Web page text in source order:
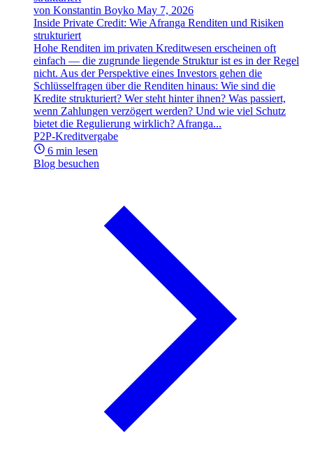
von Konstantin Boyko May 7, 2026
Inside Private Credit: Wie Afranga Renditen und Risiken
strukturiert
Hohe Renditen im privaten Kreditwesen erscheinen oft
einfach — die zugrunde liegende Struktur ist es in der Regel
nicht. Aus der Perspektive eines Investors gehen die
Schlüsselfragen über die Renditen hinaus: Wie sind die
Kredite strukturiert? Wer steht hinter ihnen? Was passiert,
wenn Zahlungen verzögert werden? Und wie viel Schutz
bietet die Regulierung wirklich? Afranga...
P2P-Kreditvergabe
6 min lesen
Blog besuchen